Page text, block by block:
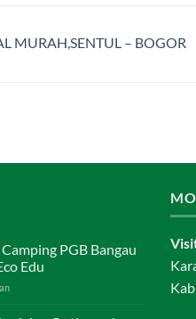
MURAH,SENTUL – BOGOR
PGB Bangau
Edu
pada
Outing